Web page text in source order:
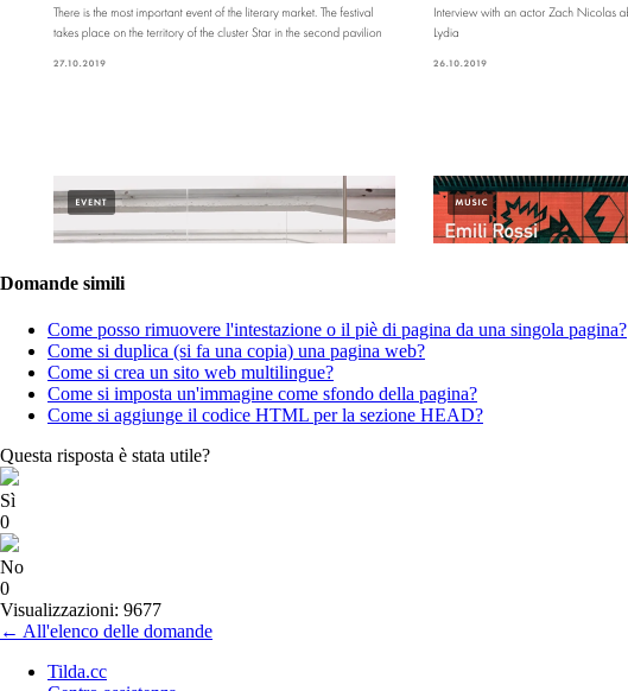
Domande simili
Come posso rimuovere l'intestazione o il piè di pagina da una singola pagina?
Come si duplica (si fa una copia) una pagina web?
Come si crea un sito web multilingue?
Come si imposta un'immagine come sfondo della pagina?
Come si aggiunge il codice HTML per la sezione HEAD?
Questa risposta è stata utile?
Sì
0
No
0
Visualizzazioni: 9677
← All'elenco delle domande
Tilda.cc